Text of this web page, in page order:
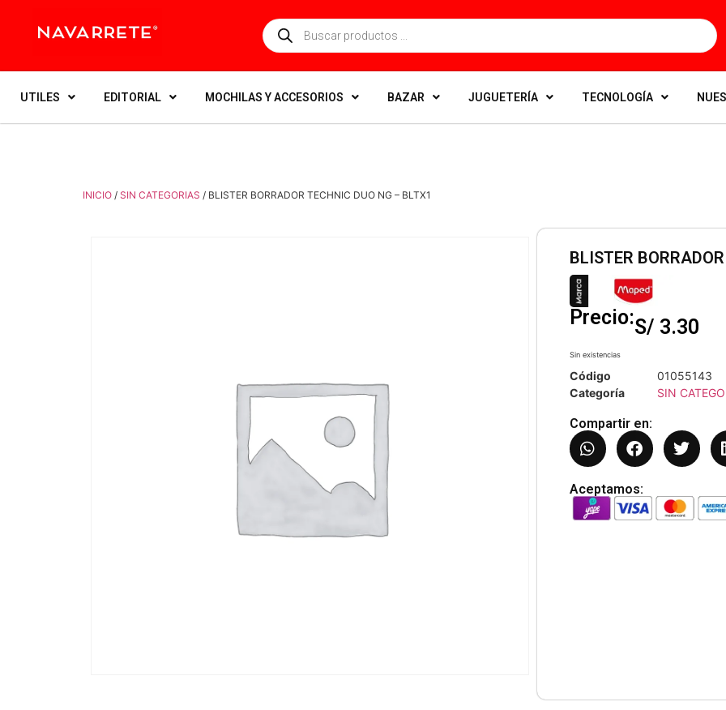
UTILES EDITORIAL MOCHILAS Y ACCESORIOS BAZAR JUGUETERÍA TECNOLOGÍA
INICIO / SIN CATEGORIAS / BLISTER BORRADOR TECHNIC DUO NG – BLTX1
BLISTER
Precio:S/ 3.30
Sin existencias
Código
01055143
Categoría
SIN
Compartir en:
Aceptamos: